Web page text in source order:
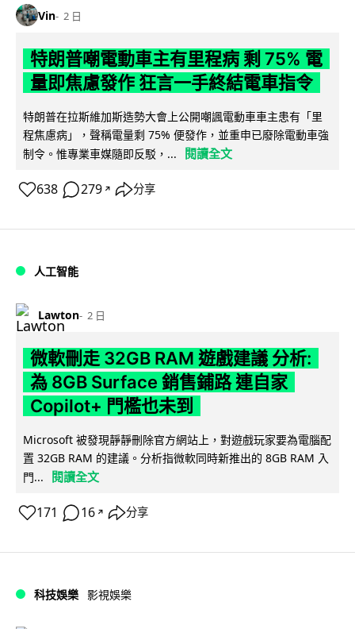
Vin 2 日
特朗普嘲電動車主有里程病 剩 75% 電
量即焦慮發作 狂言一手終結電車指令
特朗普在拉斯維加斯造勢大會上公開嘲諷電動車車主患有「里
程焦慮病」，聲稱電量剩 75% 便發作，並重申已廢除電動車強
制令。惟專業車媒隨即反駁，...
閱讀全文
638 279 ↗ 分享
人工智能
Lawton 2 日
微軟刪走 32GB RAM 遊戲建議 分析:
為 8GB Surface 銷售鋪路 連自家
Copilot+ 門檻也未到
Microsoft 被發現靜靜刪除官方網站上，對遊戲玩家要為電腦配
置 32GB RAM 的建議。分析指微軟同時新推出的 8GB RAM 入
門...
閱讀全文
171 16 ↗ 分享
科技娛樂 影視娛樂